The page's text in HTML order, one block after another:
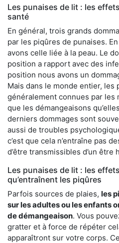
Les punaises de lit : les
santé
En général, trois grands
par les piqûres de punaises.
avons celle liée à la peau. Le
position a rapport avec des
position nous avons un
Mais dans le monde entier, les
généralement connues par les
que les démangeaisons
derniers dommages sont
aussi de troubles
c’est que cela n’entraîne pas
d’être transmissibles d’un être
Les punaises de lit : les
qu’entraînent les piqûres
Parfois sources de plaies, les
sur les adultes ou les enfants
de démangeaison. Vous
gratter et à force de répéter
apparaîtront sur votre corps.